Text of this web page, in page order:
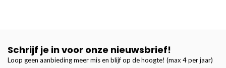
Schrijf je in voor onze nieuwsbrief!
Loop geen aanbieding meer mis en blijf op de hoogte! (max 4 per jaar)